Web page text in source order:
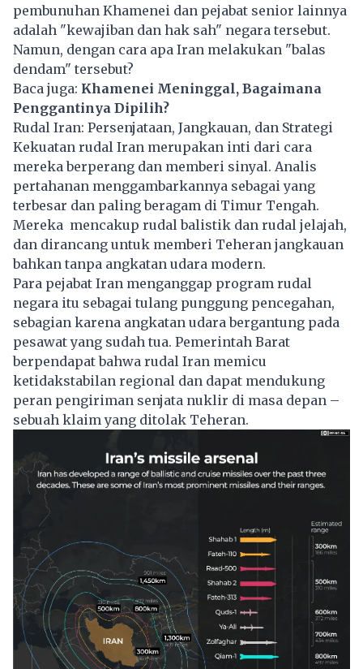
pembunuhan Khamenei dan pejabat senior lainnya
adalah "kewajiban dan hak sah" negara tersebut.
Namun, dengan cara apa Iran melakukan "balas
dendam" tersebut?
Baca juga: Khamenei Meninggal, Bagaimana
Penggantinya Dipilih?
Rudal Iran: Persenjataan, Jangkauan, dan Strategi
Kekuatan rudal Iran merupakan inti dari cara
mereka berperang dan memberi sinyal. Analis
pertahanan menggambarkannya sebagai yang
terbesar dan paling beragam di Timur Tengah.
Mereka mencakup rudal balistik dan rudal jelajah,
dan dirancang untuk memberi Teheran jangkauan
bahkan tanpa angkatan udara modern.
Para pejabat Iran menganggap program rudal
negara itu sebagai tulang punggung pencegahan,
sebagian karena angkatan udara bergantung pada
pesawat yang sudah tua. Pemerintah Barat
berpendapat bahwa rudal Iran memicu
ketidakstabilan regional dan dapat mendukung
peran pengiriman senjata nuklir di masa depan –
sebuah klaim yang ditolak Teheran.